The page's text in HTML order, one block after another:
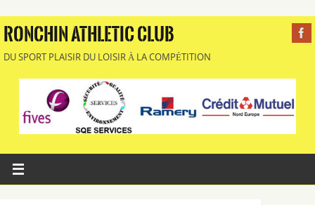
RONCHIN ATHLETIC CLUB
DU SPORT PLAISIR DU LOISIR À LA COMPÉTITION